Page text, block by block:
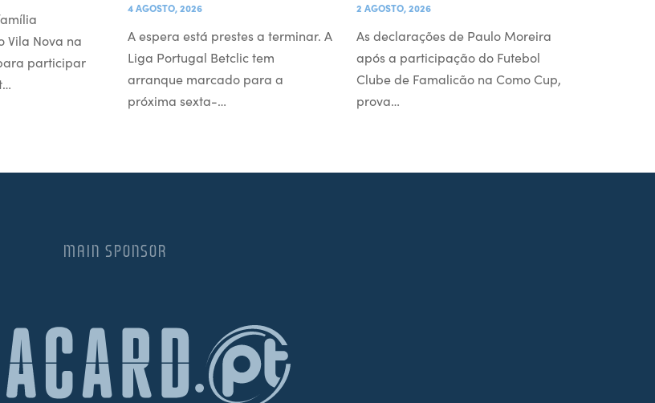
Vila Nova na
participar
4 AGOSTO, 2026
A espera está prestes a terminar. A
Liga Portugal Betclic tem
arranque marcado para a
próxima sexta-…
2 AGOSTO, 2026
As declarações de Paulo Moreira
após a participação do Futebol
Clube de Famalicão na Como Cup,
prova…
MAIN SPONSOR